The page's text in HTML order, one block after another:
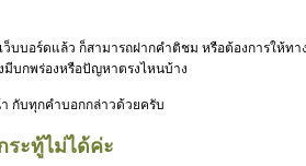
ว็บบอร์ดแล้ว ก็สามารถฝากคำติชม หรือต้องการให้ท
มีบกพร่องหรือปัญหาตรงไหนบ้าง
กับทุกคำบอกกล่าวด้วยครับ
ระทู้ไม่ได้ค่ะ